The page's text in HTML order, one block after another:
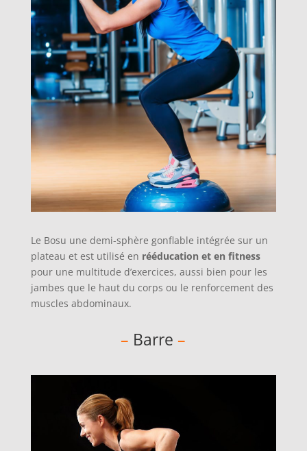
Le Bosu une demi-sphère gonflable intégrée sur un
plateau et est utilisé en rééducation et en fitness
pour une multitude d’exercices, aussi bien pour les
jambes que le haut du corps ou le renforcement des
muscles abdominaux.
– Barre –